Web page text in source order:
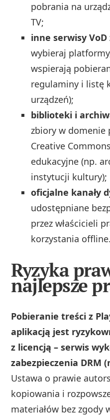
pobrania na
TV;
inne serwisy
wybieraj
wspierają
regulaminy i listę
urządzeń);
biblioteki i
zbiory w domenie
Creative
edukacyjne (np.
instytucji kultury);
oficjalne kanały
udostępniane
przez właścicieli
korzystania offline.
Ryzyka
najlepsze
Pobieranie treści z
aplikacją jest
z licencją – serwis
zabezpieczenia DRM
Ustawa o prawie
kopiowania i
materiałów bez zgody